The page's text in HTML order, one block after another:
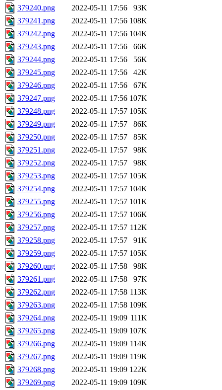
379240.png
2022-05-11 17:56
93K
379241.png
2022-05-11 17:56 108K
379242.png
2022-05-11 17:56 104K
379243.png
2022-05-11 17:56
66K
379244.png
2022-05-11 17:56
56K
379245.png
2022-05-11 17:56
42K
379246.png
2022-05-11 17:56
67K
379247.png
2022-05-11 17:56 107K
379248.png
2022-05-11 17:57 105K
379249.png
2022-05-11 17:57
86K
379250.png
2022-05-11 17:57
85K
379251.png
2022-05-11 17:57
98K
379252.png
2022-05-11 17:57
98K
379253.png
2022-05-11 17:57 105K
379254.png
2022-05-11 17:57 104K
379255.png
2022-05-11 17:57 101K
379256.png
2022-05-11 17:57 106K
379257.png
2022-05-11 17:57 112K
379258.png
2022-05-11 17:57
91K
379259.png
2022-05-11 17:57 105K
379260.png
2022-05-11 17:58
98K
379261.png
2022-05-11 17:58
97K
379262.png
2022-05-11 17:58 113K
379263.png
2022-05-11 17:58 109K
379264.png
2022-05-11 19:09 111K
379265.png
2022-05-11 19:09 107K
379266.png
2022-05-11 19:09 114K
379267.png
2022-05-11 19:09 119K
379268.png
2022-05-11 19:09 122K
379269.png
2022-05-11 19:09 109K